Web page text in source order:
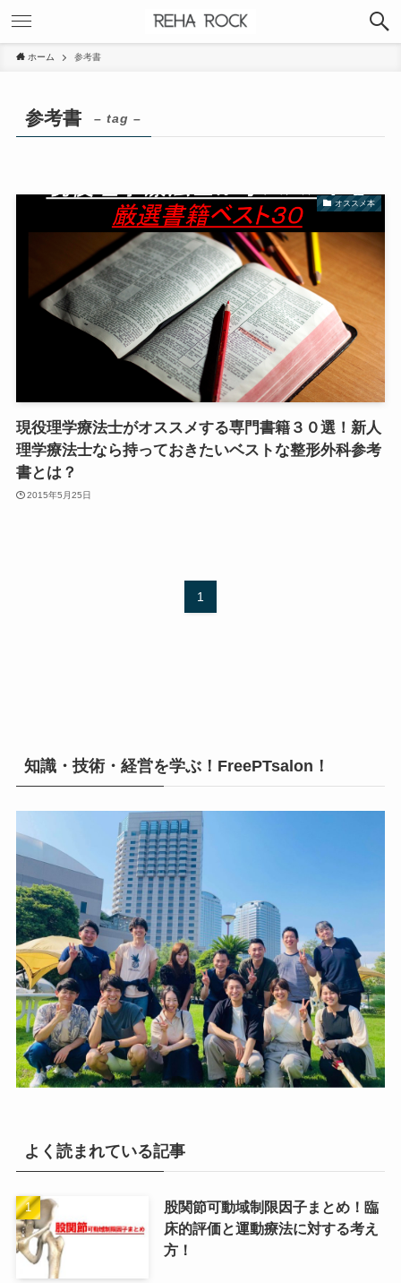
ホーム 参考書
参考書 – tag –
オススメ本
現役理学療法士がオススメする専門書籍３０選！新人
理学療法士なら持っておきたいベストな整形外科参考
書とは？
2015年5月25日
1
知識・技術・経営を学ぶ！FreePTsalon！
よく読まれている記事
股関節可動域制限因子まとめ！臨
床的評価と運動療法に対する考え
方！